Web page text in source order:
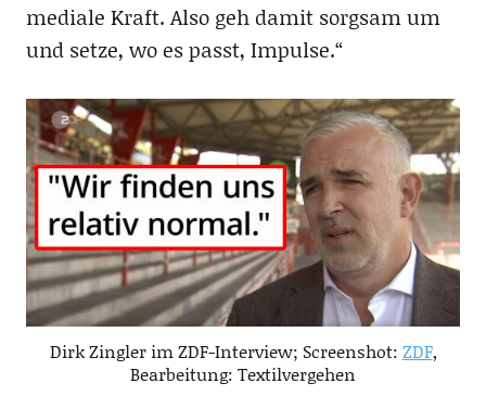
mediale Kraft. Also geh damit sorgsam um
und setze, wo es passt, Impulse.“
Dirk Zingler im ZDF-Interview; Screenshot: ZDF,
Bearbeitung: Textilvergehen